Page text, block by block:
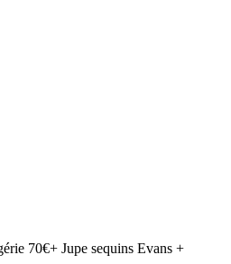
70€+ Jupe sequins Evans +